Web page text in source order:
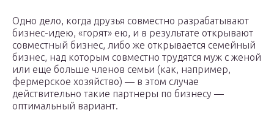
Одно дело, когда друзья совместно разрабатывают
бизнес-идею, «горят» ею, и в результате открывают
совместный бизнес, либо же открывается семейный
бизнес, над которым совместно трудятся муж с женой
или еще больше членов семьи (как, например,
фермерское хозяйство) — в этом случае
действительно такие партнеры по бизнесу —
оптимальный вариант.